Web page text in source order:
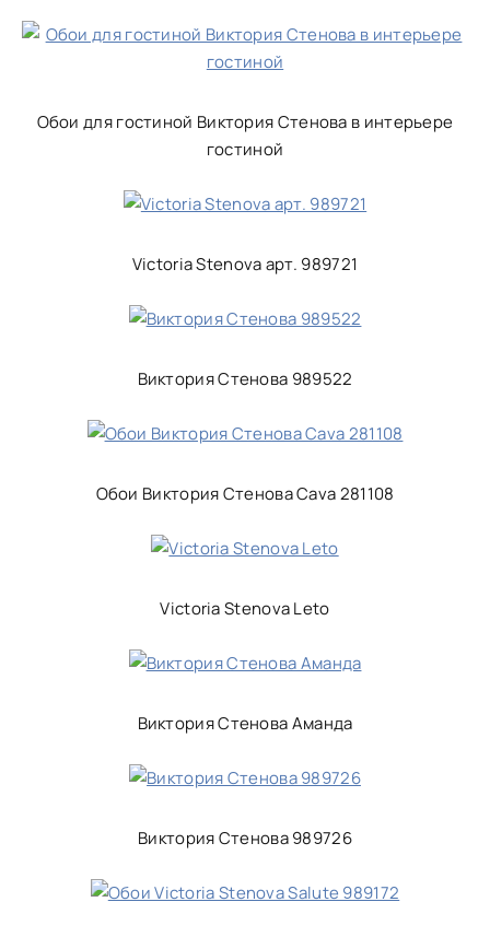
Обои для гостиной Виктория Стенова в интерьере
гостиной
Victoria Stenova арт. 989721
Виктория Стенова 989522
Обои Виктория Стенова Cava 281108
Victoria Stenova Leto
Виктория Стенова Аманда
Виктория Стенова 989726